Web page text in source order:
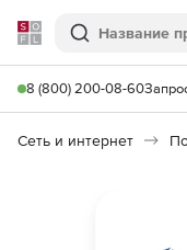
Softline
Поиск
8 (800) 200-08-60
Сеть и интернет